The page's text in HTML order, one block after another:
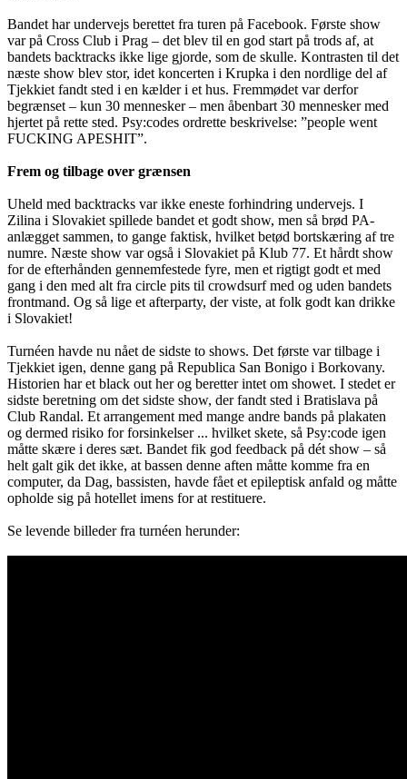
Bandet har undervejs berettet fra turen på Facebook. Første show
var på Cross Club i Prag – det blev til en god start på trods af, at
bandets backtracks ikke lige gjorde, som de skulle. Kontrasten til det
næste show blev stor, idet koncerten i Krupka i den nordlige del af
Tjekkiet fandt sted i en kælder i et hus. Fremmødet var derfor
begrænset – kun 30 mennesker – men åbenbart 30 mennesker med
hjertet på rette sted. Psy:codes ordrette beskrivelse: ”people went
FUCKING APESHIT”.
Frem og tilbage over grænsen
Uheld med backtracks var ikke eneste forhindring undervejs. I
Zilina i Slovakiet spillede bandet et godt show, men så brød PA-
anlægget sammen, to gange faktisk, hvilket betød bortskæring af tre
numre. Næste show var også i Slovakiet på Klub 77. Et hårdt show
for de efterhånden gennemfestede fyre, men et rigtigt godt et med
gang i den med alt fra circle pits til crowdsurf med og uden bandets
frontmand. Og så lige et afterparty, der viste, at folk godt kan drikke
i Slovakiet!
Turnéen havde nu nået de sidste to shows. Det første var tilbage i
Tjekkiet igen, denne gang på Republica San Bonigo i Borkovany.
Historien har et black out her og beretter intet om showet. I stedet er
sidste beretning om det sidste show, der fandt sted i Bratislava på
Club Randal. Et arrangement med mange andre bands på plakaten
og dermed risiko for forsinkelser ... hvilket skete, så Psy:code igen
måtte skære i deres sæt. Bandet fik god feedback på dét show – så
helt galt gik det ikke, at bassen denne aften måtte komme fra en
computer, da Dag, bassisten, havde fået et epileptisk anfald og måtte
opholde sig på hotellet imens for at restituere.
Se levende billeder fra turnéen herunder: